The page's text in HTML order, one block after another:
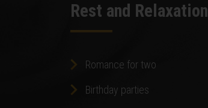
Rest and Relaxation
Romance for two
Birthday parties